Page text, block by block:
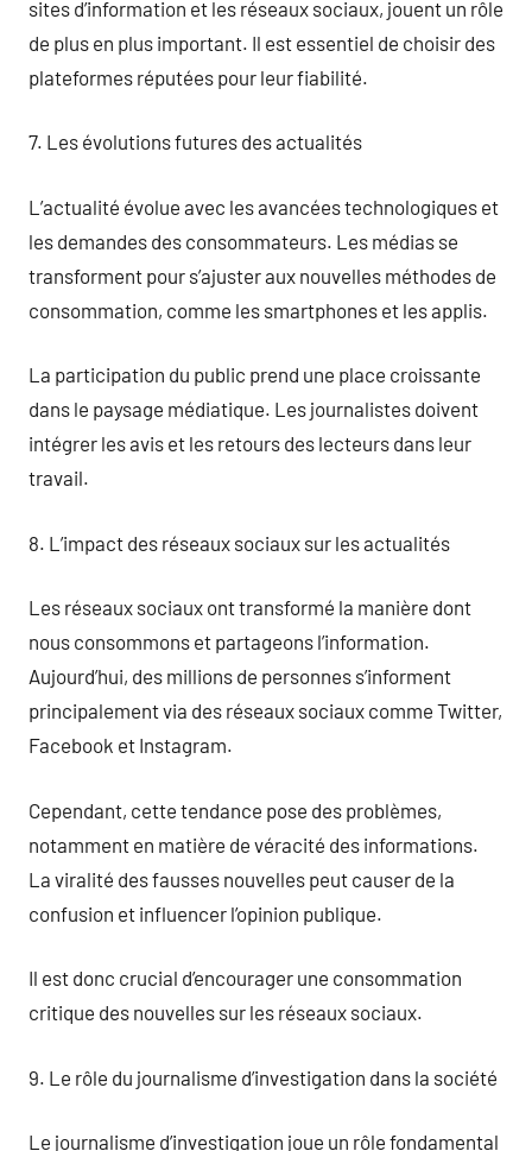
sites d’information et les réseaux sociaux, jouent un rôle
de plus en plus important. Il est essentiel de choisir des
plateformes réputées pour leur fiabilité.
7. Les évolutions futures des actualités
L’actualité évolue avec les avancées technologiques et
les demandes des consommateurs. Les médias se
transforment pour s’ajuster aux nouvelles méthodes de
consommation, comme les smartphones et les applis.
La participation du public prend une place croissante
dans le paysage médiatique. Les journalistes doivent
intégrer les avis et les retours des lecteurs dans leur
travail.
8. L’impact des réseaux sociaux sur les actualités
Les réseaux sociaux ont transformé la manière dont
nous consommons et partageons l’information.
Aujourd’hui, des millions de personnes s’informent
principalement via des réseaux sociaux comme Twitter,
Facebook et Instagram.
Cependant, cette tendance pose des problèmes,
notamment en matière de véracité des informations.
La viralité des fausses nouvelles peut causer de la
confusion et influencer l’opinion publique.
Il est donc crucial d’encourager une consommation
critique des nouvelles sur les réseaux sociaux.
9. Le rôle du journalisme d’investigation dans la société
Le journalisme d’investigation joue un rôle fondamental